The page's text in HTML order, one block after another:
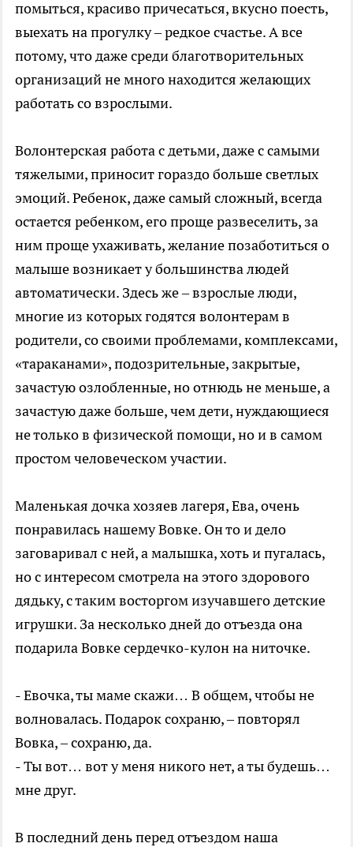
помыться, красиво причесаться, вкусно поесть,
выехать на прогулку – редкое счастье. А все
потому, что даже среди благотворительных
организаций не много находится желающих
работать со взрослыми.
Волонтерская работа с детьми, даже с самыми
тяжелыми, приносит гораздо больше светлых
эмоций. Ребенок, даже самый сложный, всегда
остается ребенком, его проще развеселить, за
ним проще ухаживать, желание позаботиться о
малыше возникает у большинства людей
автоматически. Здесь же – взрослые люди,
многие из которых годятся волонтерам в
родители, со своими проблемами, комплексами,
«тараканами», подозрительные, закрытые,
зачастую озлобленные, но отнюдь не меньше, а
зачастую даже больше, чем дети, нуждающиеся
не только в физической помощи, но и в самом
простом человеческом участии.
Маленькая дочка хозяев лагеря, Ева, очень
понравилась нашему Вовке. Он то и дело
заговаривал с ней, а малышка, хоть и пугалась,
но с интересом смотрела на этого здорового
дядьку, с таким восторгом изучавшего детские
игрушки. За несколько дней до отъезда она
подарила Вовке сердечко-кулон на ниточке.
- Евочка, ты маме скажи… В общем, чтобы не
волновалась. Подарок сохраню, – повторял
Вовка, – сохраню, да.
- Ты вот… вот у меня никого нет, а ты будешь…
мне друг.
В последний день перед отъездом наша